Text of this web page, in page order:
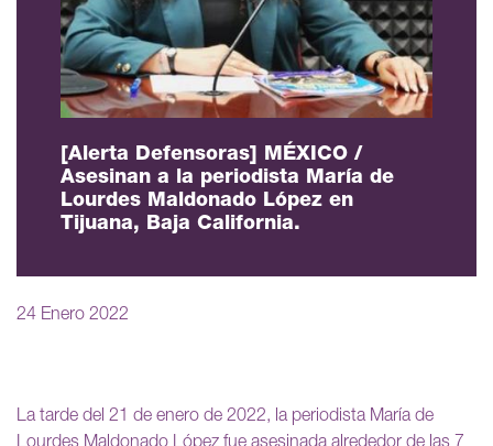
[Alerta Defensoras] MÉXICO /
Asesinan a la periodista María de
Lourdes Maldonado López en
Tijuana, Baja California.
24 Enero 2022
La tarde del 21 de enero de 2022, la periodista María de